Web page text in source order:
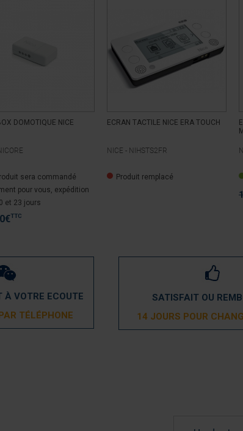
DOMOTIQUE NICE
sera commandé
pour vous, expédition
et 23 jours
€TTC
ECRAN TACTILE NICE ERA TOUCH
NICE - NIHSTS2FR
Produit remplacé
À VOTRE ECOUTE
TÉLÉPHONE
SATISFAIT OU
14 JOURS POUR